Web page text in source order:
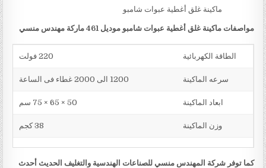
ماكينة غلق أغطية عبوات شامبو
مواصفات ماكينة غلق أغطية عبوات شامبو موديل 461 ماركة مهندس منسي
الطاقة الكهربائية 220 فولت
سرعه الماكينة 1200 الى 2000 غطاء فى الساعة
ابعاد الماكينة 50 × 65 × 75 سم
وزن الماكينة 38 كجم
كما توفر شركة المهندس منسي للصناعات الهندسية والتغليف الحديث أحدث